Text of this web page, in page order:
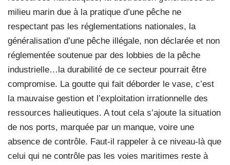
milieu marin due à la pratique d’une pêche ne
respectant pas les réglementations nationales, la
généralisation d’une pêche illégale, non déclarée et non
réglementée soutenue par des lobbies de la pêche
industrielle…la durabilité de ce secteur pourrait être
compromise. La goutte qui fait déborder le vase, c’est
la mauvaise gestion et l’exploitation irrationnelle des
ressources halieutiques. A tout cela s’ajoute la situation
de nos ports, marquée par un manque, voire une
absence de contrôle. Faut-il rappeler à ce niveau-là que
celui qui ne contrôle pas les voies maritimes reste à